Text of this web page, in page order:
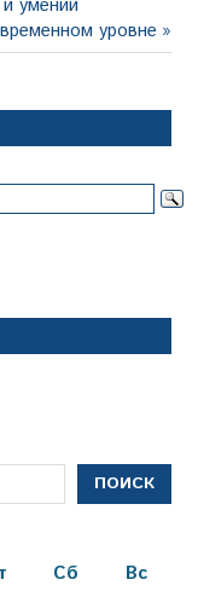
уровне
ПОИСК
Сб
Вс